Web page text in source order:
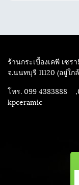
ร้านกระเบื้องเคพี เซร
จ.นนทบุรี 11120 (อยู่ใ
โทร. 099 4383888
kpceramic